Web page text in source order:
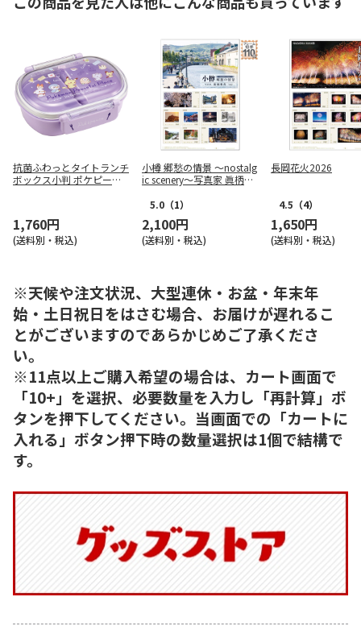
抗菌ふわっとタイトランチ
ボックス小判 ポケピース 2
1,760円
(送料別・税込)
小樽 郷愁の情景 ～nostalg
ic scenery～写真家 眞柄利
5.0 （1）
2,100円
(送料別・税込)
長岡花火2026
4.5 （4）
1,650円
(送料別・税込)
※天候や注文状況、大型連休・お盆・年末年
始・土日祝日をはさむ場合、お届けが遅れるこ
とがございますのであらかじめご了承くださ
い。
※11点以上ご購入希望の場合は、カート画面で
「10+」を選択、必要数量を入力し「再計算」ボ
タンを押下してください。当画面での「カートに
入れる」ボタン押下時の数量選択は1個で結構で
す。